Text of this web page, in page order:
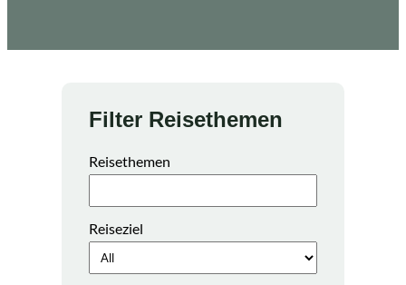
Filter Reisethemen
Reisethemen
Reiseziel